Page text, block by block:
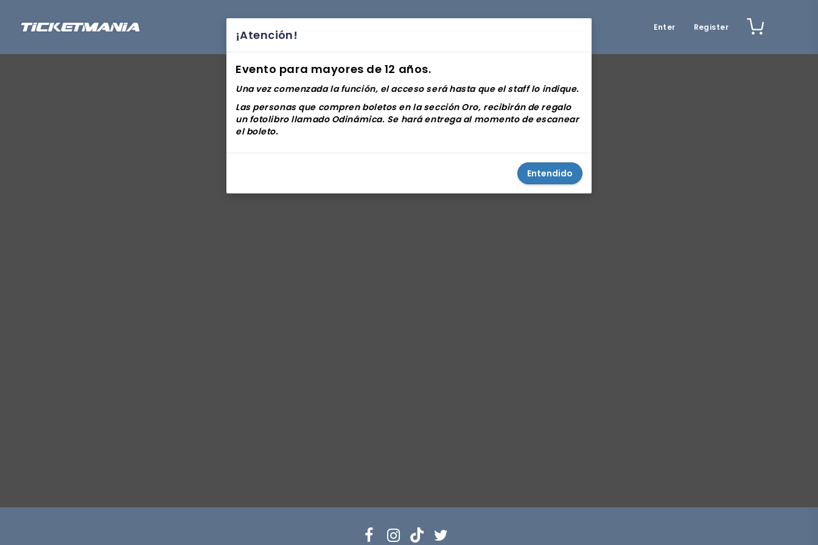
Enter Register
¡Atención!
Evento para mayores de 12 años.
Una vez comenzada la función, el acceso será hasta que el staff lo indique.
Las personas que compren boletos en la sección Oro, recibirán de regalo
un fotolibro llamado Odinámica. Se hará entrega al momento de escanear
el boleto.
Entendido